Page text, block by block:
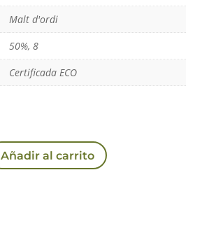
Malt d'ordi
50%, 8
Certificada ECO
Añadir al carrito